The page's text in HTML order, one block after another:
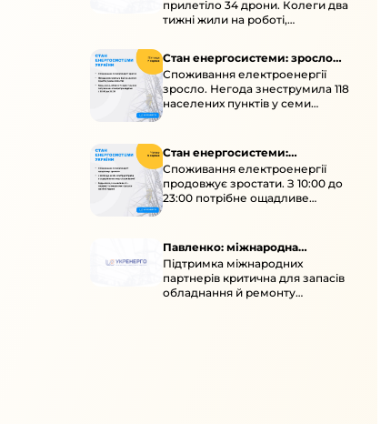
прилетіло 34 дрони. Колеги два
тижні жили на роботі,
Стан енергосистеми: зросло
споживання через негоду
Споживання електроенергії
зросло. Негода знеструмила 118
населених пунктів у семи
областях. Обмежте
електроприладами 10:00–23:00.
Стан енергосистеми:
споживання зростає
Споживання електроенергії
продовжує зростати. З 10:00 до
23:00 потрібне ощадливе
енергоспоживання, а
перенести на нічні години.
Павленко: міжнародна
підтримка для стійкості
енергосистеми
Підтримка міжнародних
партнерів критична для запасів
обладнання й ремонту